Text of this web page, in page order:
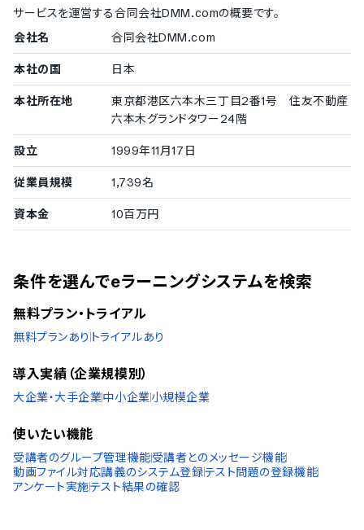
IP制限
シングルサインオン
対応言語
中国語
フィンランド語
フランス語
ドイツ語
イタリア語
韓国語
ノルウェー語
スペイン語
インドネシア語
ブルガリア語
ポーランド語
サービスを運営する合同会社DMM.comの概要です。
会社名
合同会社DMM.com
本社の国 日本
本社所在地
東京都港区六本木三丁目2番1号 住友不動産
六本木グランドタワー24階
設立 1999年11月17日
従業員規模 1,739名
資本金 10百万円
条件を選んでeラーニングシステムを検索
無料プラン・トライアル
無料プランあり トライアルあり
導入実績（企業規模別）
大企業・大手企業中小企業小規模企業
使いたい機能
受講者のグループ管理機能受講者とのメッセージ機能
動画ファイル対応講義のシステム登録テスト問題の登録機能
アンケート実施テスト結果の確認